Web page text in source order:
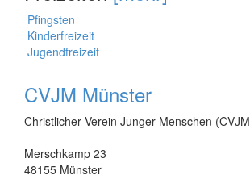
Pfingsten
Kinderfreizeit
Jugendfreizeit
CVJM Münster
Christlicher Verein Junger Menschen
Merschkamp 23
48155 Münster